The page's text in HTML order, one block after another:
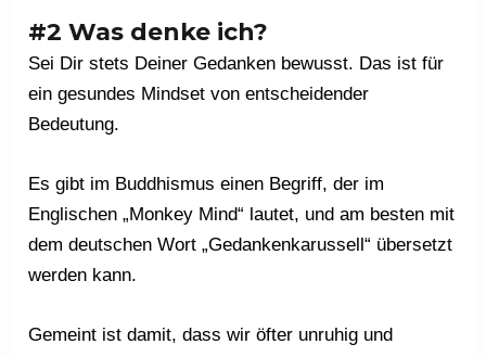
#2 Was denke ich?
Sei Dir stets Deiner Gedanken bewusst. Das ist für
ein gesundes Mindset von entscheidender
Bedeutung.
Es gibt im Buddhismus einen Begriff, der im
Englischen „Monkey Mind“ lautet, und am besten mit
dem deutschen Wort „Gedankenkarussell“ übersetzt
werden kann.
Gemeint ist damit, dass wir öfter unruhig und